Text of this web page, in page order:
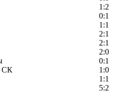
1:2
0:1
1:1
2:1
2:1
2:0
0:1
СК
1:0
1:1
5:2